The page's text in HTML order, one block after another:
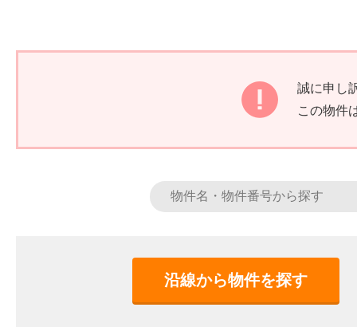
誠に申し
この物件
沿線から物件を探す